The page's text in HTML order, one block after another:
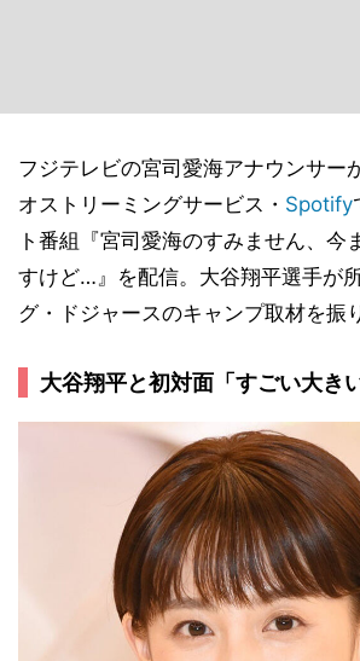
フジテレビの宮司愛海アナウンサー
オストリーミングサービス・ Spotify
ト番組『宮司愛海のすみません、今
すけど…』を配信。大谷翔平選手が
グ・ドジャースのキャンプ取材を振
大谷翔平と初対面「すごい大きい